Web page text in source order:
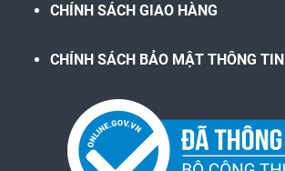
CHÍNH SÁCH GIAO HÀNG
CHÍNH SÁCH BẢO MẬT THÔNG TIN